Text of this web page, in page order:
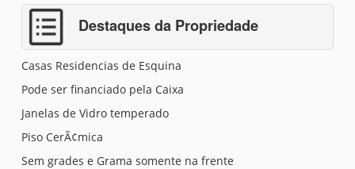
Destaques da Propriedade
Casas Residencias de Esquina
Pode ser financiado pela Caixa
Janelas de Vidro temperado
Piso CerÃ¢mica
Sem grades e Grama somente na frente